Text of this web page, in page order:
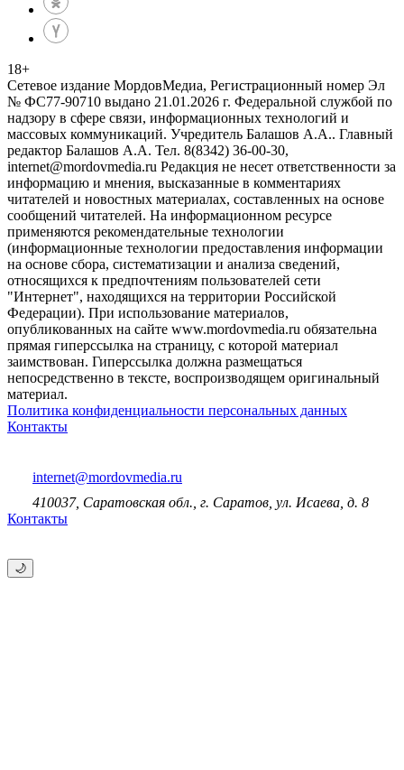
18+
Сетевое издание МордовМедиа, Регистрационный номер Эл
№ ФС77-90710 выдано 21.01.2026 г. Федеральной службой по
надзору в сфере связи, информационных технологий и
массовых коммуникаций. Учредитель Балашов А.А.. Главный
редактор Балашов А.А. Тел. 8(8342) 36-00-30,
internet@mordovmedia.ru Редакция не несет ответственности за
информацию и мнения, высказанные в комментариях
читателей и новостных материалах, составленных на основе
сообщений читателей. На информационном ресурсе
применяются рекомендательные технологии
(информационные технологии предоставления информации
на основе сбора, систематизации и анализа сведений,
относящихся к предпочтениям пользователей сети
"Интернет", находящихся на территории Российской
Федерации). При использование материалов,
опубликованных на сайте www.mordovmedia.ru обязательна
прямая гиперссылка на страницу, с которой материал
заимствован. Гиперссылка должна размещаться
непосредственно в тексте, воспроизводящем оригинальный
материал.
Политика конфиденциальности персональных данных
Контакты
internet@mordovmedia.ru
410037, Саратовская обл., г. Саратов, ул. Исаева, д. 8
Контакты
🌙